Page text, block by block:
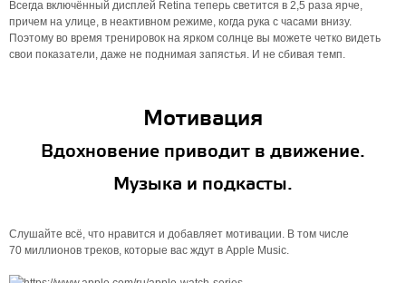
Всегда включённый дисплей Retina теперь светится в 2,5 раза ярче,
причем на улице, в неактивном режиме, когда рука с часами внизу.
Поэтому во время тренировок на ярком солнце вы можете четко видеть
свои показатели, даже не поднимая запястья. И не сбивая темп.
Мотивация
Вдохновение приводит в движение.
Музыка и подкасты.
Слушайте всё, что нравится и добавляет мотивации. В том числе
70 миллионов треков, которые вас ждут в Apple Music.